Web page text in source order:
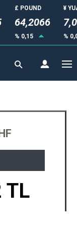
£ POUND
64,2066
% 0,15
¥
%
TL